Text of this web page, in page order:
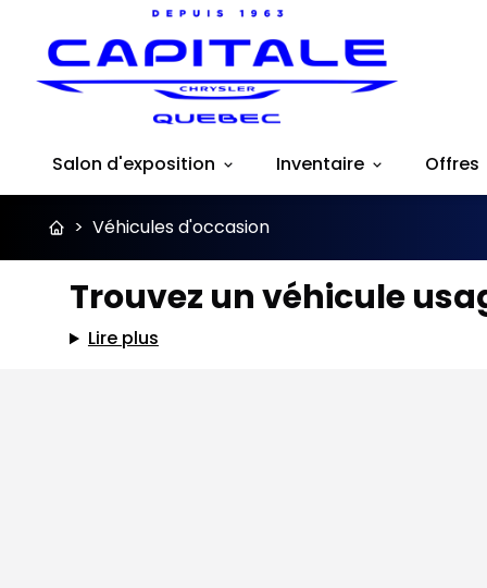
Salon d'exposition Inventaire Offres
> Véhicules d'occasion
Trouvez un véhicule
Lire plus